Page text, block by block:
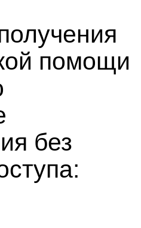
помощи
без